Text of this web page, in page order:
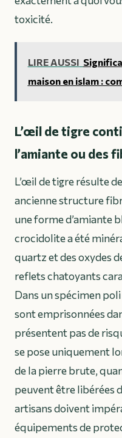
toxicité.
LIRE AUSSI
maison en islam :
L’œil de tigre
l’amiante ou des
L’œil de tigre résulte
ancienne structure
une forme d’amiante
crocidolite a été
quartz et des oxydes
reflets chatoyants
Dans un spécimen
sont emprisonnées
présentent pas de
se pose uniquement
de la pierre brute,
peuvent être libérées
artisans doivent
équipements de